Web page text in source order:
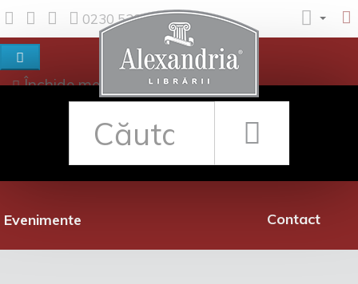
0230 530 342
Închide meniul
Evenimente
Rețea librării
Contact